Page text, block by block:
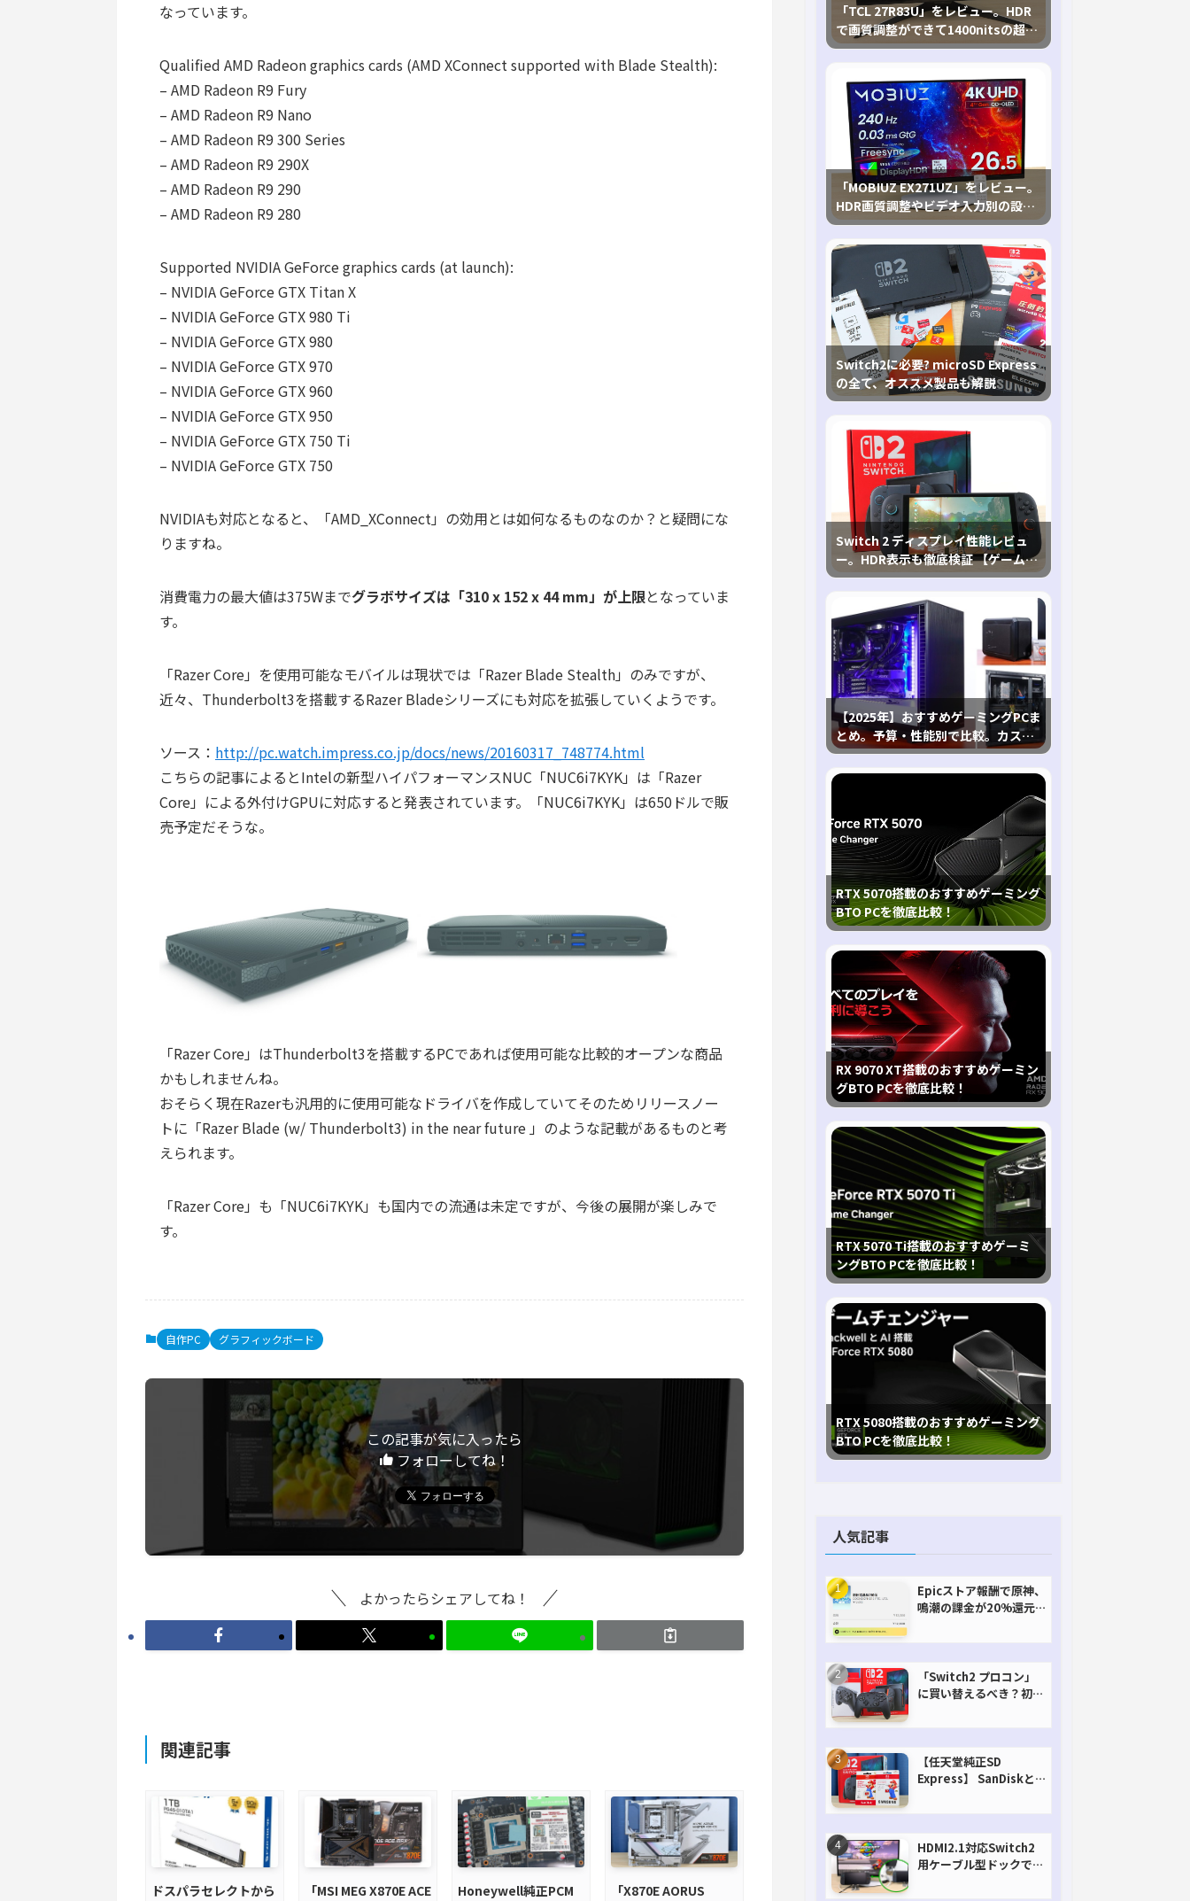
なっています。
Qualified AMD Radeon graphics cards (AMD XConnect supported with Blade Stealth):
– AMD Radeon R9 Fury
– AMD Radeon R9 Nano
– AMD Radeon R9 300 Series
– AMD Radeon R9 290X
– AMD Radeon R9 290
– AMD Radeon R9 280
Supported NVIDIA GeForce graphics cards (at launch):
– NVIDIA GeForce GTX Titan X
– NVIDIA GeForce GTX 980 Ti
– NVIDIA GeForce GTX 980
– NVIDIA GeForce GTX 970
– NVIDIA GeForce GTX 960
– NVIDIA GeForce GTX 950
– NVIDIA GeForce GTX 750 Ti
– NVIDIA GeForce GTX 750
NVIDIAも対応となると、「AMD_XConnect」の効用とは如何なるものなのか？と疑問にな
りますね。
消費電力の最大値は375Wまでグラボサイズは「310 x 152 x 44 mm」が上限となっていま
す。
「Razer Core」を使用可能なモバイルは現状では「Razer Blade Stealth」のみですが、
近々、Thunderbolt3を搭載するRazer Bladeシリーズにも対応を拡張していくようです。
ソース： http://pc.watch.impress.co.jp/docs/news/20160317_748774.html
こちらの記事によるとIntelの新型ハイパフォーマンスNUC「NUC6i7KYK」は「Razer
Core」による外付けGPUに対応すると発表されています。「NUC6i7KYK」は650ドルで販
売予定だそうな。
「Razer Core」はThunderbolt3を搭載するPCであれば使用可能な比較的オープンな商品
かもしれませんね。
おそらく現在Razerも汎用的に使用可能なドライバを作成していてそのためリリースノー
トに「Razer Blade (w/ Thunderbolt3) in the near future 」のような記載があるものと考
えられます。
「Razer Core」も「NUC6i7KYK」も国内での流通は未定ですが、今後の展開が楽しみで
す。
自作PC グラフィックボード
この記事が気に入ったら
フォローしてね！
よかったらシェアしてね！
関連記事
ドスパラセレクトから
「MSI MEG X870E ACE
Honeywell純正PCM
「X870E AORUS
「TCL 27R83U」をレビュー。HDR
で画質調整ができて1400nitsの超高
輝度も発揮！
「MOBIUZ EX271UZ」をレビュー。
HDR画質調整やビデオ入力別の設定
が可能な4K有機ELゲーミングモニタ
を徹底検証
Switch2に必要? microSD Express
の全て、オススメ製品も解説
Switch 2 ディスプレイ性能レビュ
ー。HDR表示も徹底検証 【ゲームに
おけるHDRの未来を切り開く1台！】
【2025年】おすすめゲーミングPCま
とめ。予算・性能別で比較。カスタ
マイズ指南も
RTX 5070搭載のおすすめゲーミング
BTO PCを徹底比較！
RX 9070 XT搭載のおすすめゲーミン
グBTO PCを徹底比較！
RTX 5070 Ti搭載のおすすめゲーミ
ングBTO PCを徹底比較！
RTX 5080搭載のおすすめゲーミング
BTO PCを徹底比較！
人気記事
Epicストア報酬で原神、
鳴潮の課金が20%還元
「Switch2 プロコン」
に買い替えるべき？初代
【任天堂純正SD
Express】 SanDiskと
HDMI2.1対応Switch2
用ケーブル型ドックで省